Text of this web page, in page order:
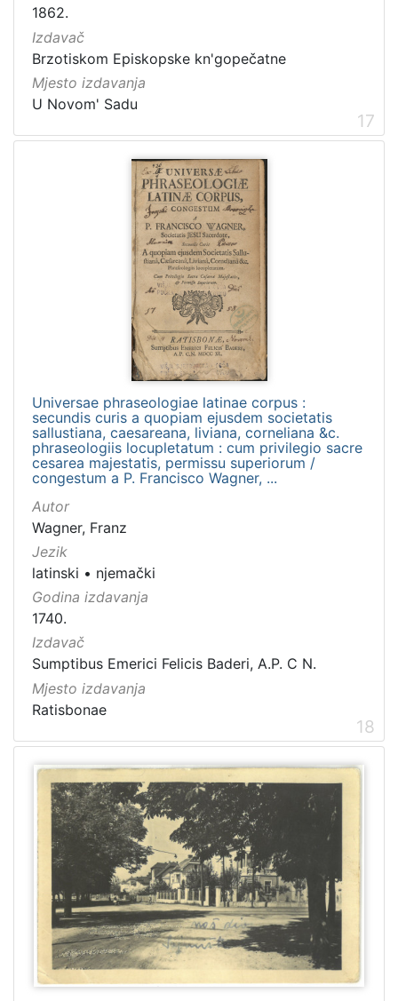
1862.
Izdavač
Brzotiskom Episkopske kn'gopečatne
Mjesto izdavanja
U Novom' Sadu
17
Universae phraseologiae latinae corpus :
secundis curis a quopiam ejusdem societatis
sallustiana, caesareana, liviana, corneliana &c.
phraseologiis locupletatum : cum privilegio sacre
cesarea majestatis, permissu superiorum /
congestum a P. Francisco Wagner, ...
Autor
Wagner, Franz
Jezik
latinski • njemački
Godina izdavanja
1740.
Izdavač
Sumptibus Emerici Felicis Baderi, A.P. C N.
Mjesto izdavanja
Ratisbonae
18